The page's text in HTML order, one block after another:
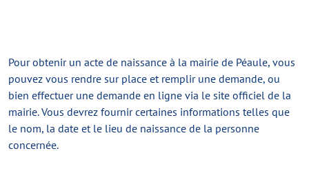
Pour obtenir un acte de naissance à la mairie de Péaule, vous
pouvez vous rendre sur place et remplir une demande, ou
bien effectuer une demande en ligne via le site officiel de la
mairie. Vous devrez fournir certaines informations telles que
le nom, la date et le lieu de naissance de la personne
concernée.